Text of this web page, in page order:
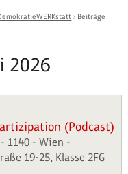
› Beiträge
2026
(Podcast)
1140 - Wien -
19-25, Klasse 2FG